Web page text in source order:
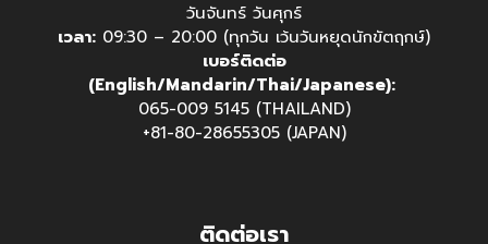
วันจันทร์ วันศุกร์
เวลา: 09:30 – 20:00 (ทุกวัน เว้นวันหยุดนักขัตฤกษ์)
เบอร์ติดต่อ
(English/Mandarin/Thai/Japanese):
065-009 5145 (THAILAND)
+81-80-28655305 (JAPAN)
ติดต่อเรา